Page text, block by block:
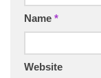
Name *
Website